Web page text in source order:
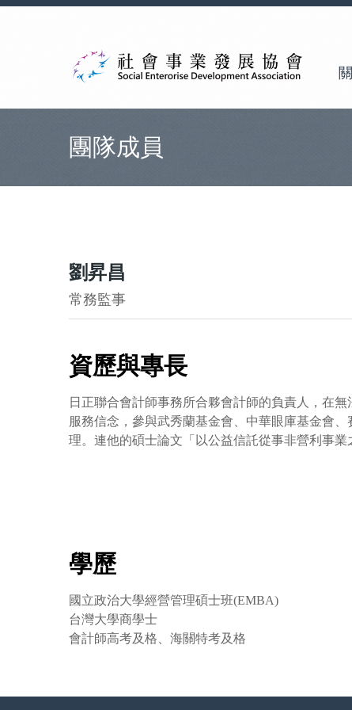
團隊成員
劉昇昌
常務監事
資歷與專長
日正聯合會計師事務所合夥會計師的負責人，在
服務信念，參與武秀蘭基金會、中華眼庫基金會
理。連他的碩士論文「以公益信託從事非營利事
學歷
國立政治大學經營管理碩士班(EMBA)
台灣大學商學士
會計師高考及格、海關特考及格